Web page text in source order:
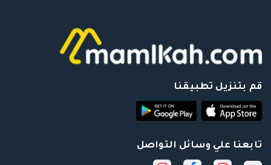
قم بتنزيل تطبيقنا
تابعنا علي وسائل التواصل